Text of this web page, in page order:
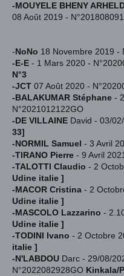
-MOUYELE BHENY
08 Août 2019 -
-NoNo 18 Novembre 2019 -
-E-E - 1 Mars 2020 -
N°3
-JCT 07 Août 2020 -
-BALAKUMAR Stéphane -
N°2021012122GO
-DE VILLAINE David - 03/
33]
-NORMIL Samuel - 3 Avril
-TIRANO Pierre - 9 Avril
-TALOTTI Claudio - 2
Udine italie ]
-MACOR Cristina - 2
Udine italie ]
-MASCOLO Lazzarino -
Udine italie ]
-TODINI Ivano - 2 Octobre
italie ]
-N'LABDOU Darc - 29/08/
N°2022082928GO Kinkala/